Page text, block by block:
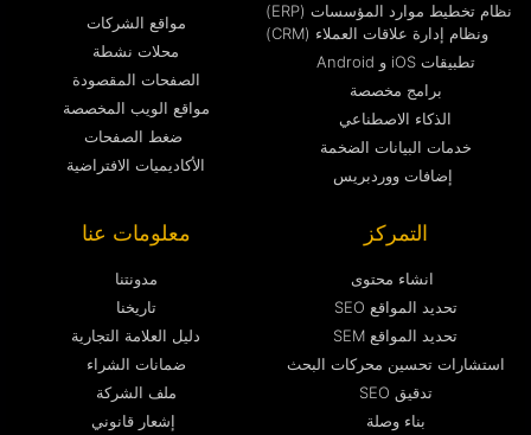
نظام تخطيط موارد المؤسسات (ERP)
ونظام إدارة علاقات العملاء (CRM)
تطبيقات iOS و Android
برامج مخصصة
الذكاء الاصطناعي
خدمات البيانات الضخمة
إضافات ووردبريس
مواقع الشركات
محلات نشطة
الصفحات المقصودة
مواقع الويب المخصصة
ضغط الصفحات
الأكاديميات الافتراضية
التمركز
انشاء محتوى
تحديد المواقع SEO
تحديد المواقع SEM
استشارات تحسين محركات البحث
تدقيق SEO
بناء وصلة
معلومات عنا
مدونتنا
تاريخنا
دليل العلامة التجارية
ضمانات الشراء
ملف الشركة
إشعار قانوني